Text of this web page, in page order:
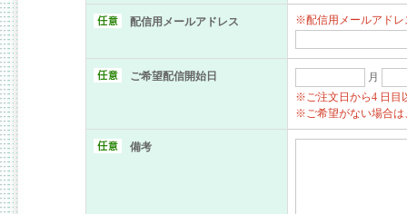
配信用メールアドレス ※配信用メールアドレ
ご希望配信開始日
月
※ご注文日から4 日目
※ご希望がない場合は
備考